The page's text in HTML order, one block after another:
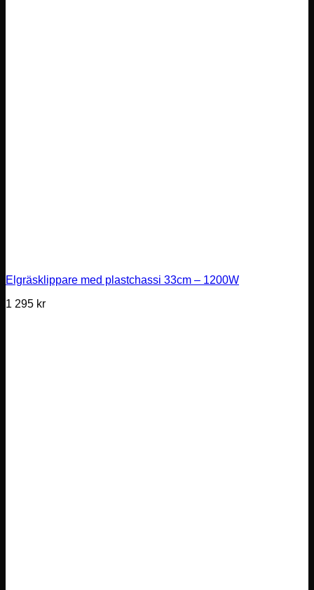
Elgräsklippare med plastchassi 33cm – 1200W
1 295 kr